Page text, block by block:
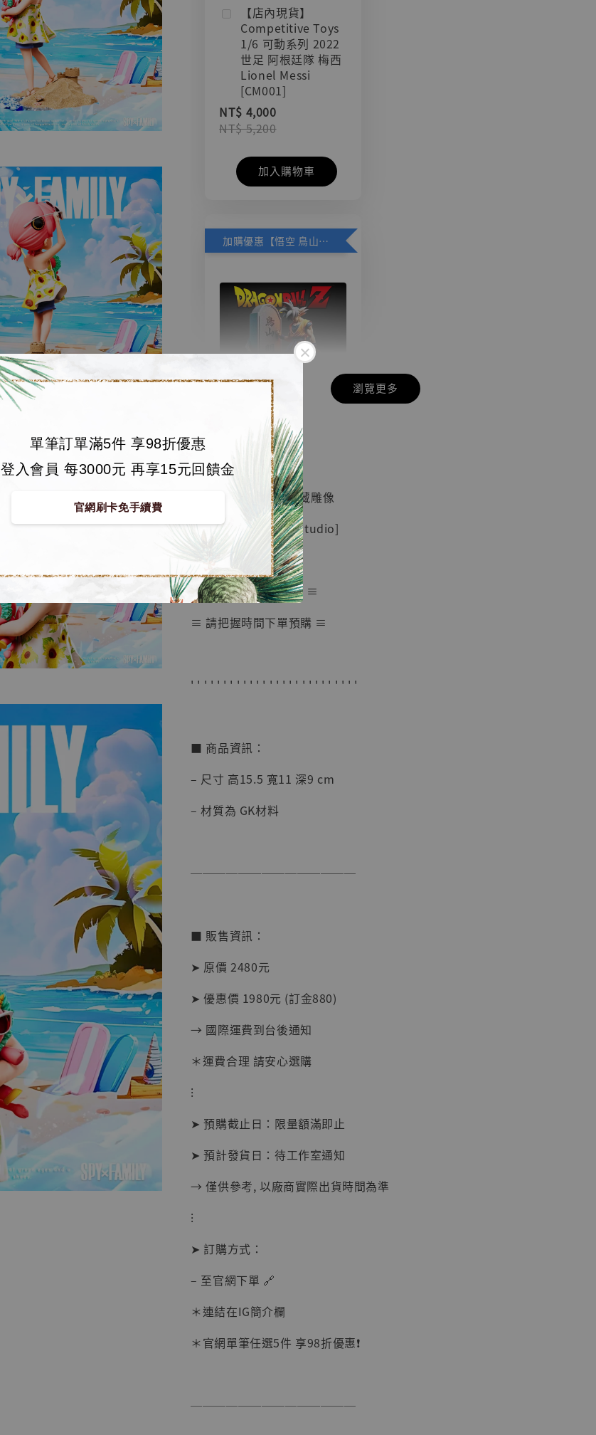
單筆訂單滿5件 享98折優惠
登入會員 每3000元 再享15元回饋金
官網刷卡免手續費
【店內現貨】
Competitive Toys
1/6 可動系列 2022
世足 阿根廷隊 梅西
Lionel Messi
[CM001]
NT$ 4,000
NT$ 5,200
加入購物車
加購優惠【悟空 鳥山明紀念款 [奇蹟工作室]】
【店內現貨】七龍珠
系列蒐藏雕像 悟空
鳥山明紀念款 [奇蹟
工作室]
NT$ 4,280
NT$ 5,580
-
加入購物車
【店內現貨】海賊王
可動蒐藏人偶 讓子
彈飛 鵝城縣長 張麻
子 [BK01]
NT$ 5,300
瀏覽更多
🏝【無人島玩具】
■ 間諜家家酒 GK 蒐藏雕像
➤ 沙灘安妮亞 [櫻花 Studio]
≡ 限量商品 隨時完售 ≡
≡ 請把握時間下單預購 ≡
' ' ' ' ' ' ' ' ' ' ' ' ' ' ' ' ' ' ' ' ' ' ' ' ' '
■ 商品資訊：
– 尺寸 高15.5 寬11 深9 cm
– 材質為 GK材料
──────────────
■ 販售資訊：
➤ 原價 2480元
➤ 優惠價 1980元 (訂金880)
→ 國際運費到台後通知
＊運費合理 請安心選購
⁝
➤ 預購截止日：限量額滿即止
➤ 預計發貨日：待工作室通知
→ 僅供參考, 以廠商實際出貨時間為準
⁝
➤ 訂購方式：
– 至官網下單 🔗
＊連結在IG簡介欄
＊官網單筆任選5件 享98折優惠❗️
──────────────